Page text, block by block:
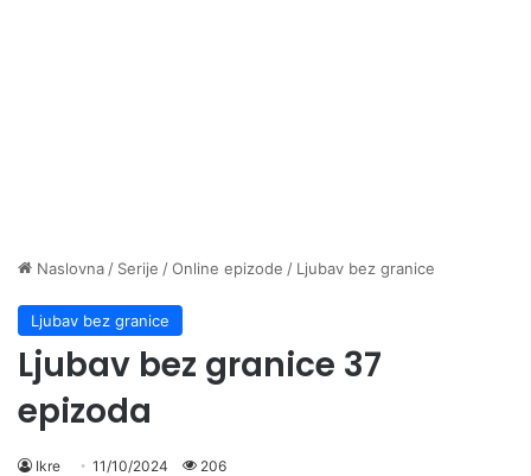
Naslovna / Serije /Online epizode / Ljubav bez granice
Ljubav bez granice
Ljubav bez granice 37
epizoda
Ikre 11/10/2024 206